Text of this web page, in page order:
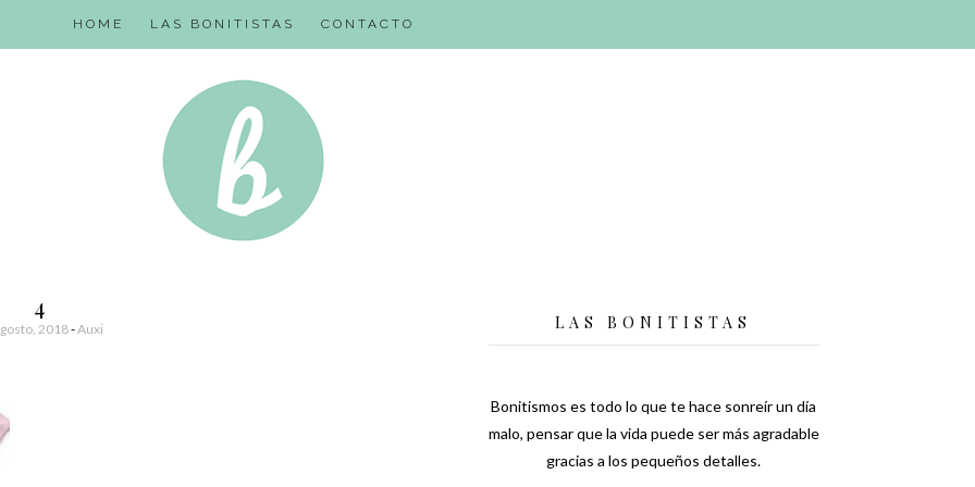
HOME LAS BONITISTAS CONTACTO
4
2018-Auxi LAS BONITISTAS
Bonitismos es todo lo que te hace sonreír un día
malo, pensar que la vida puede ser más agradable
gracias a los pequeños detalles.